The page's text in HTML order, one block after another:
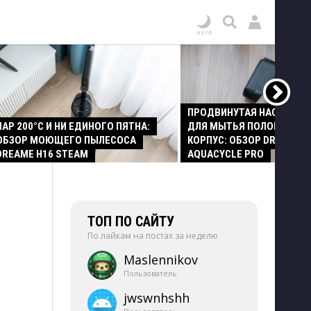
200°C И НИ ЕДИНОГО ПЯТНА:
МОЮЩЕГО ПЫЛЕСОСА
H16 STEAM
ПРОДВИНУТАЯ НАСАДКА
ДЛЯ МЫТЬЯ ПОЛОВ И
КОРПУС: ОБЗОР DREAME
AQUACYCLE PRO
ТОП ПО САЙТУ
По лайкам на постах за неделю
Maslennikov
Пользователь
jwswnhshh